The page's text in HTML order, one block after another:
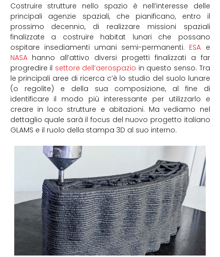
Costruire strutture nello spazio è nell’interesse delle
principali agenzie spaziali, che pianificano, entro il
prossimo decennio, di realizzare missioni spaziali
finalizzate a costruire habitat lunari che possano
ospitare insediamenti umani semi-permanenti. ESA e
NASAhanno all’attivo diversi progetti finalizzati a far
progredire il settore dell’aerospazio in questo senso. Tra
le principali aree di ricerca c’è lo studio del suolo lunare
(o regolite) e della sua composizione, al fine di
identificare il modo più interessante per utilizzarlo e
creare in loco strutture e abitazioni. Ma vediamo nel
dettaglio quale sarà il focus del nuovo progetto italiano
GLAMS e il ruolo della stampa 3D al suo interno.